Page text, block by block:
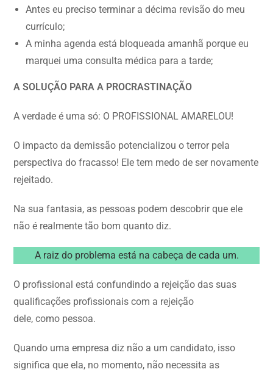
Antes eu preciso terminar a décima revisão do meu
currículo;
A minha agenda está bloqueada amanhã porque eu
marquei uma consulta médica para a tarde;
A SOLUÇÃO PARA A PROCRASTINAÇÃO
A verdade é uma só: O PROFISSIONAL AMARELOU!
O impacto da demissão potencializou o terror pela
perspectiva do fracasso! Ele tem medo de ser novamente
rejeitado.
Na sua fantasia, as pessoas podem descobrir que ele
não é realmente tão bom quanto diz.
A raiz do problema está na cabeça de cada um.
O profissional está confundindo a rejeição das suas
qualificações profissionais com a rejeição
dele, como pessoa.
Quando uma empresa diz não a um candidato, isso
significa que ela, no momento, não necessita as